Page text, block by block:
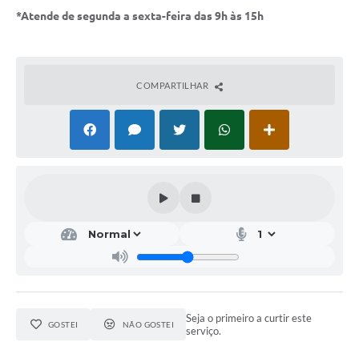
*Atende de segunda a sexta-feira das 9h às 15h
COMPARTILHAR
GOSTEI NÃO GOSTEI
Seja o primeiro a curtir este
serviço.